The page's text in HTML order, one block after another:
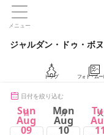
メニュー
ジャルダン・ドゥ・ボ
トップ フォト・ムー
日付を絞り込む
日 月 火
Sun
Aug
09
Mon
Aug
10